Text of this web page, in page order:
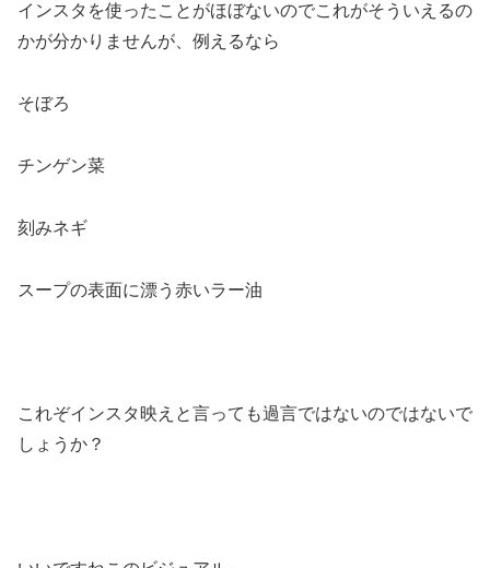
インスタを使ったことがほぼないのでこれがそういえるの
かが分かりませんが、例えるなら
そぼろ
チンゲン菜
刻みネギ
スープの表面に漂う赤いラー油
これぞインスタ映えと言っても過言ではないのではないで
しょうか？